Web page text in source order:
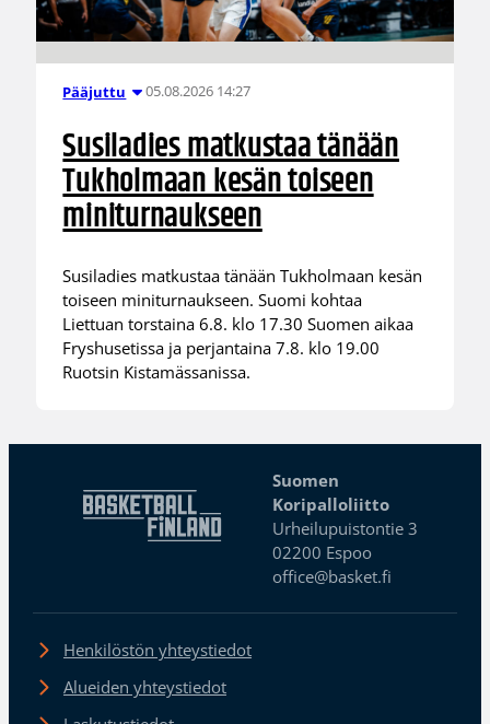
Pääjuttu 05.08.2026 14:27
Susiladies matkustaa tänään
Tukholmaan kesän toiseen
miniturnaukseen
Susiladies matkustaa tänään Tukholmaan kesän
toiseen miniturnaukseen. Suomi kohtaa
Liettuan torstaina 6.8. klo 17.30 Suomen aikaa
Fryshusetissa ja perjantaina 7.8. klo 19.00
Ruotsin Kistamässanissa.
Suomen
Koripalloliitto
Urheilupuistontie 3
02200 Espoo
office@basket.fi
Henkilöstön yhteystiedot
Alueiden yhteystiedot